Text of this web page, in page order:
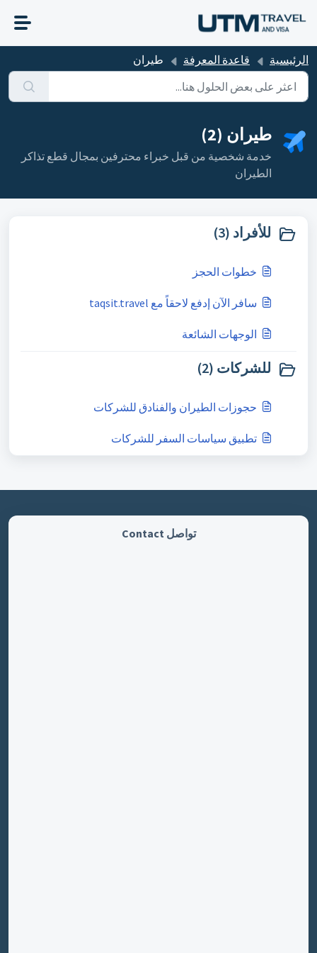
الرئيسية قاعدة المعرفة طيران
طيران (2)
خدمة شخصية من قبل خبراء محترفين بمجال قطع تذاكر
الطيران
للأفراد (3)
خطوات الحجز
سافر الآن إدفع لاحقاً مع taqsit.travel
الوجهات الشائعة
للشركات (2)
حجوزات الطيران والفنادق للشركات
تطبيق سياسات السفر للشركات
تواصل Contact